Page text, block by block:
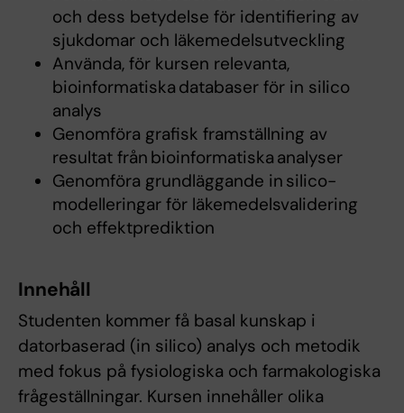
och dess betydelse för identifiering av
sjukdomar och läkemedelsutveckling
Använda, för kursen relevanta,
bioinformatiska databaser för in silico
analys
Genomföra grafisk framställning av
resultat från bioinformatiska analyser
Genomföra grundläggande in silico-
modelleringar för läkemedelsvalidering
och effektprediktion
Innehåll
Studenten kommer få basal kunskap i
datorbaserad (in silico) analys och metodik
med fokus på fysiologiska och farmakologiska
frågeställningar. Kursen innehåller olika